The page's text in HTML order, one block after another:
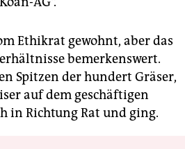
Ethikrat gewohnt, aber das
bemerkenswert.
Spitzen der hundert Gräser,
auf dem geschäftigen
in Richtung Rat und ging.